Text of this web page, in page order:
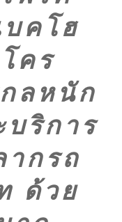
คโฮ
คร
ลหนัก
ริการ
กรถ
ด้วย